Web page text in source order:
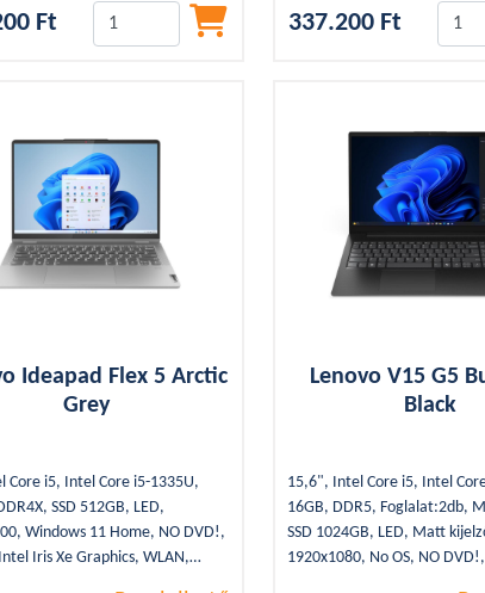
Ft
SSD, Blue, Kártyaolvasó,
337.200 Ft
Ideapad Flex 5 Arctic
Grey
Core i5, Intel Core i5-1335U,
SSD 512GB, LED,
Windows 11 Home, NO DVD!,
Iris Xe Graphics, WLAN,
Lenovo V15 G5
Black
15,6", Intel Core i5, Intel
16GB, DDR5, Foglalat:2db,
SSD 1024GB, LED, Matt
1920x1080, No OS, NO